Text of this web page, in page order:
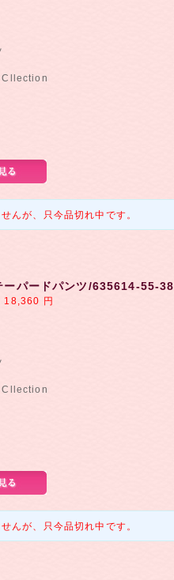
んが、只今品切れ中です。
ーパードパンツ/635614-55-38
18,360 円
んが、只今品切れ中です。